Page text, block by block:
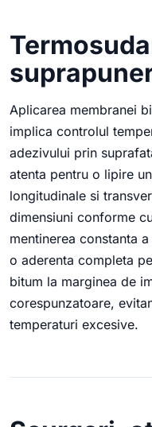
Aplicarea membranei
implica controlul
adezivului prin
atenta pentru o lipire
longitudinale si
dimensiuni conforme
mentinerea constanta
o aderenta completa
bitum la marginea de
corespunzatoare,
temperaturi excesive.